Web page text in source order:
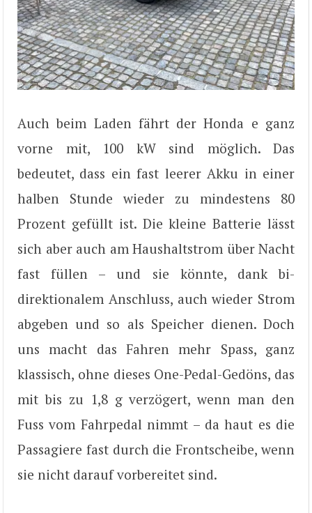
Auch beim Laden fährt der Honda e ganz
vorne mit, 100 kW sind möglich. Das
bedeutet, dass ein fast leerer Akku in einer
halben Stunde wieder zu mindestens 80
Prozent gefüllt ist. Die kleine Batterie lässt
sich aber auch am Haushaltstrom über Nacht
fast füllen – und sie könnte, dank bi-
direktionalem Anschluss, auch wieder Strom
abgeben und so als Speicher dienen. Doch
uns macht das Fahren mehr Spass, ganz
klassisch, ohne dieses One-Pedal-Gedöns, das
mit bis zu 1,8 g verzögert, wenn man den
Fuss vom Fahrpedal nimmt – da haut es die
Passagiere fast durch die Frontscheibe, wenn
sie nicht darauf vorbereitet sind.